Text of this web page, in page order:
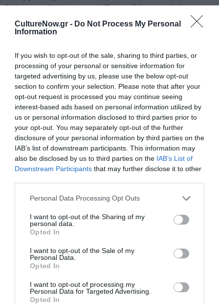
CultureNow.gr - Do Not Process My Personal
Information
If you wish to opt-out of the sale, sharing to third parties, or
processing of your personal or sensitive information for
targeted advertising by us, please use the below opt-out
section to confirm your selection. Please note that after your
opt-out request is processed you may continue seeing
interest-based ads based on personal information utilized by
us or personal information disclosed to third parties prior to
your opt-out. You may separately opt-out of the further
disclosure of your personal information by third parties on the
IAB’s list of downstream participants. This information may
also be disclosed by us to third parties on the IAB’s List of
Downstream Participants that may further disclose it to other
Personal Data Processing Opt Outs
I want to opt-out of the Sharing of my
personal data.
Opted In
I want to opt-out of the Sale of my
Personal Data.
Opted In
I want to opt-out of processing my
Personal Data for Targeted Advertising.
Opted In
Selfridges, JW Anderson, MTV και άλλους, ενώ έχει
συμβάλει στην ανάδειξη καλλιτεχνών όπως οι Playboi
Carti, slowthai και Smooky MarGielaa. Τον Ιούνιο του
της στο Paris Fashion Week, αποσπώντας εξαιρετικές
κριτικές.
Ετοιμαστείτε να ζήσετε από κοντά έναν από τους πιο
χαρισματικούς καλλιτέχνες της γενιάς του, σε μια
βραδιά που φέρνει τον παλμό της σύγχρονης hip hop
κουλτούρας στην Αθήνα.
Ταυτότητα Εκδήλωσης
Ημερομηνία:
Τοποθεσία:
Μαρούσι